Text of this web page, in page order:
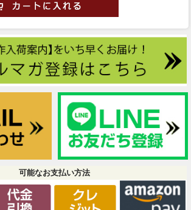
可能なお支払い方法